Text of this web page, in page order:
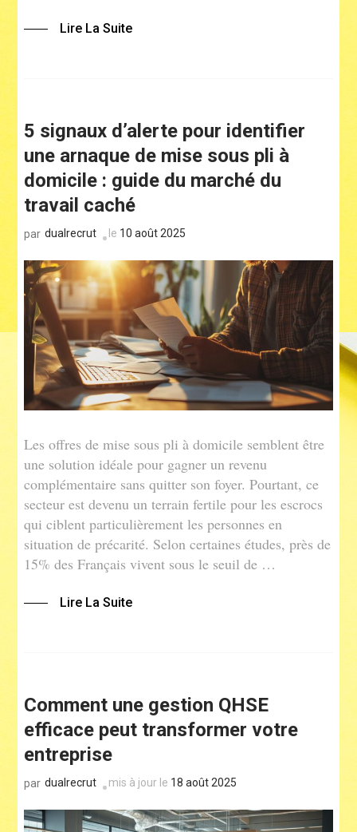
Lire La Suite
5 signaux d’alerte pour identifier
une arnaque de mise sous pli à
domicile : guide du marché du
travail caché
par dualrecrut le 10 août 2025
Les offres de mise sous pli à domicile semblent être
une solution idéale pour gagner un revenu
complémentaire sans quitter son foyer. Pourtant, ce
secteur est devenu un terrain fertile pour les escrocs
qui ciblent particulièrement les personnes en
situation de précarité. Selon certaines études, près de
15% des Français vivent sous le seuil de …
Lire La Suite
Comment une gestion QHSE
efficace peut transformer votre
entreprise
par dualrecrut mis à jour le 18 août 2025